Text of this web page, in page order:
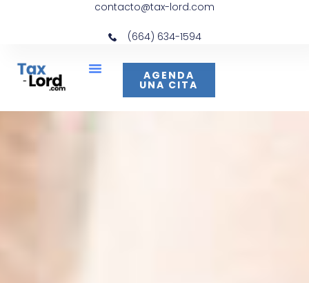
contacto@tax-lord.com
(664) 634-1594
AGENDA
UNA CITA